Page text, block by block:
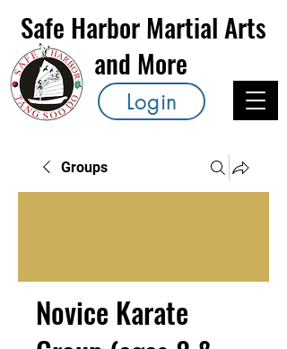
Safe Harbor Martial Arts
and More
Login
Groups
Novice Karate